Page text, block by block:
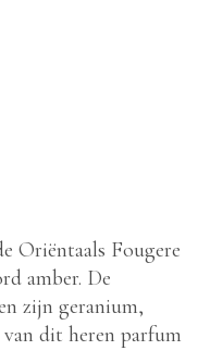
Oriëntaals Fougere
amber. De
zijn geranium,
dit heren parfum